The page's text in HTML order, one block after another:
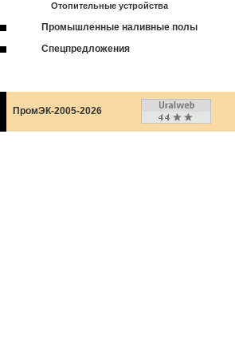
Отопительные устройства
Промышленные наливные полы
Спецпредложения
ПромЭК-2005-2026